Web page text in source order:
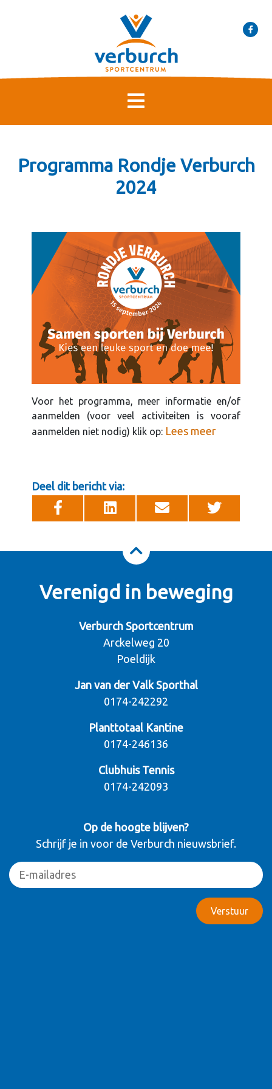
Programma Rondje Verburch
2024
Voor het programma, meer informatie en/of
aanmelden (voor veel activiteiten is vooraf
aanmelden niet nodig) klik op: Lees meer
Deel dit bericht via:
Verenigd in beweging
Verburch Sportcentrum
Arckelweg 20
Poeldijk
Jan van der Valk Sporthal
0174-242292
Planttotaal Kantine
0174-246136
Clubhuis Tennis
0174-242093
Op de hoogte blijven?
Schrijf je in voor de Verburch nieuwsbrief.